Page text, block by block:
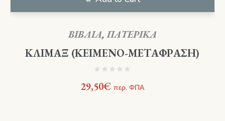
ΒΙΒΛΙΑ,ΠΑΤΕΡΙΚΑ
ΚΛΙΜΑΞ (ΚΕΙΜΕΝΟ-ΜΕΤΑΦΡΑΣΗ)
29,50€ περ. ΦΠΑ